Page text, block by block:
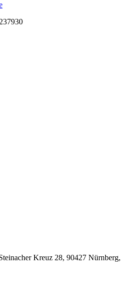
Kreuz 28, 90427 Nürnberg,